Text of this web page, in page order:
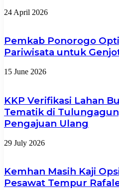
24 April 2026
Pemkab Ponorogo
Pariwisata untuk
15 June 2026
KKP Verifikasi Lahan
Tematik di
Pengajuan Ulang
29 July 2026
Kemhan Masih Kaji
Pesawat Tempur